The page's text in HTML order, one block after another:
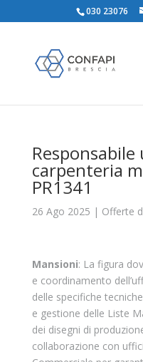
030 23076
carpenteria
PR1341
26 Ago 2025 | Offerte
Mansioni: La figura
e coordinamento
delle specifiche
e gestione delle Liste
dei disegni di
collaborazione con